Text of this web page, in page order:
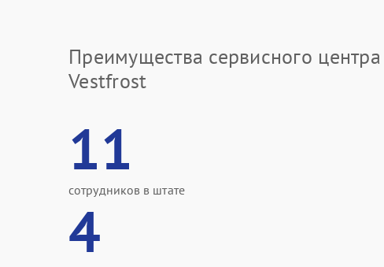
Преимущества сервисного центра
Vestfrost
11
сотрудников в штате
4